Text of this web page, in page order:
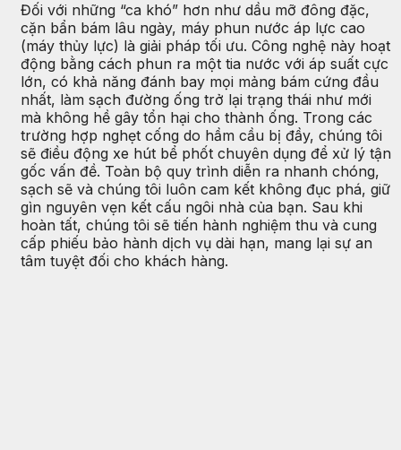
Đối với những “ca khó” hơn như dầu mỡ đông đặc,
cặn bẩn bám lâu ngày, máy phun nước áp lực cao
(máy thủy lực) là giải pháp tối ưu. Công nghệ này hoạt
động bằng cách phun ra một tia nước với áp suất cực
lớn, có khả năng đánh bay mọi mảng bám cứng đầu
nhất, làm sạch đường ống trở lại trạng thái như mới
mà không hề gây tổn hại cho thành ống. Trong các
trường hợp nghẹt cống do hầm cầu bị đầy, chúng tôi
sẽ điều động xe hút bể phốt chuyên dụng để xử lý tận
gốc vấn đề. Toàn bộ quy trình diễn ra nhanh chóng,
sạch sẽ và chúng tôi luôn cam kết không đục phá, giữ
gìn nguyên vẹn kết cấu ngôi nhà của bạn. Sau khi
hoàn tất, chúng tôi sẽ tiến hành nghiệm thu và cung
cấp phiếu bảo hành dịch vụ dài hạn, mang lại sự an
tâm tuyệt đối cho khách hàng.